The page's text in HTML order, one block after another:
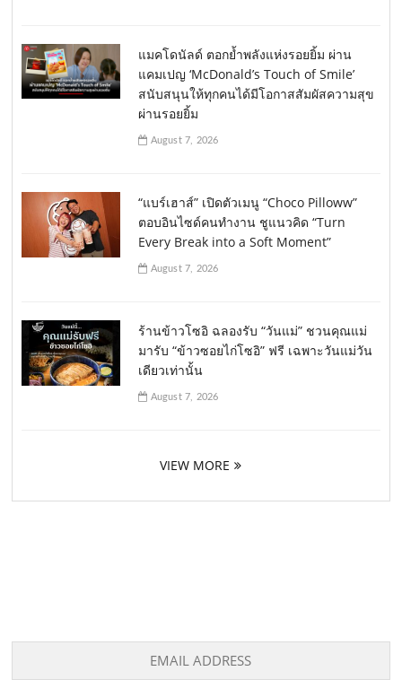
แมคโดนัลด์ ตอกย้ำพลังแห่งรอยยิ้ม ผ่าน
แคมเปญ ‘McDonald’s Touch of Smile’
สนับสนุนให้ทุกคนได้มีโอกาสสัมผัสความสุข
ผ่านรอยยิ้ม
August 7, 2026
“แบร์เฮาส์” เปิดตัวเมนู “Choco Pilloww”
ตอบอินไซด์คนทำงาน ชูแนวคิด “Turn
Every Break into a Soft Moment”
August 7, 2026
ร้านข้าวโซอิ ฉลองรับ “วันแม่” ชวนคุณแม่
มารับ “ข้าวซอยไก่โซอิ” ฟรี เฉพาะวันแม่วัน
เดียวเท่านั้น
August 7, 2026
VIEW MORE